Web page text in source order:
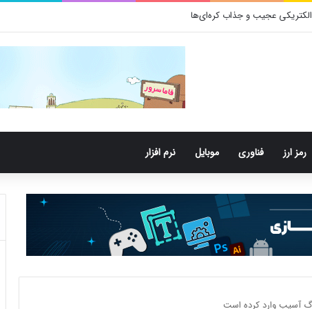
دهان می‌توانند خطر ابتلا به آلزایمر را افزایش دهند
رمز ارز فناوری موبایل نرم افزار
آسیب وارد کرده است